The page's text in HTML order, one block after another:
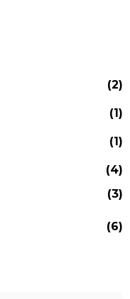
(2)
(1)
(1)
(4)
(3)
(6)